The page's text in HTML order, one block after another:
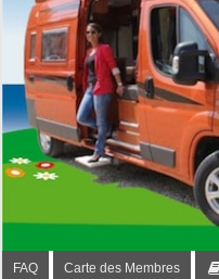
Forum de conseils
FAQ Carte des Membres